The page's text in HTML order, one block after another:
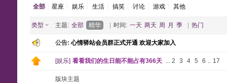
全部 星座 娱乐 生活 搞笑 讨论 游戏 其他
类型 主题: 全部 精华 时间: 一天 两天 周 月 季 热门
公告:心情驿站会员群正式开通 欢迎大家加入
[娱乐] 看看我们的生日能不能占有366天 ... 2 3 4 5 6 .. 17
版块主题